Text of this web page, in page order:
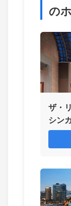
の
ザ・
シン